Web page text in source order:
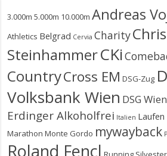
3.000m 5.000m 10.000m Andreas
Athletics Belgrad Cervia Charity
SteinhammerCKi
CountryCross EM DSG-Zug
Volksbank Wien DSG Wien
Erdinger Alkoholfrei Italien Laufen
Marathon Monte Gordo mywayback
Roland Fencl